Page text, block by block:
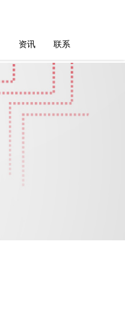
资讯 联系